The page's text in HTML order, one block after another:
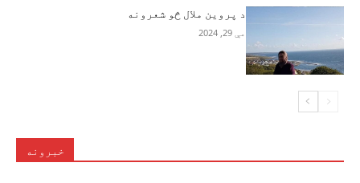
د پروین ملال څو شعرونه
مې 29, 2024
خبرونه